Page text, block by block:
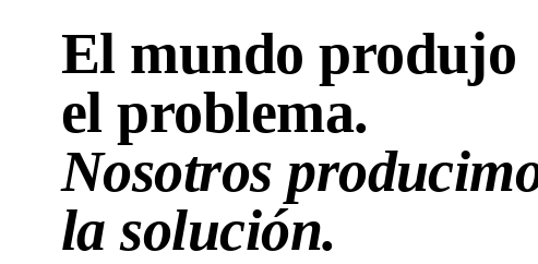
El mundo produjo
el problema.
Nosotros
la solución.